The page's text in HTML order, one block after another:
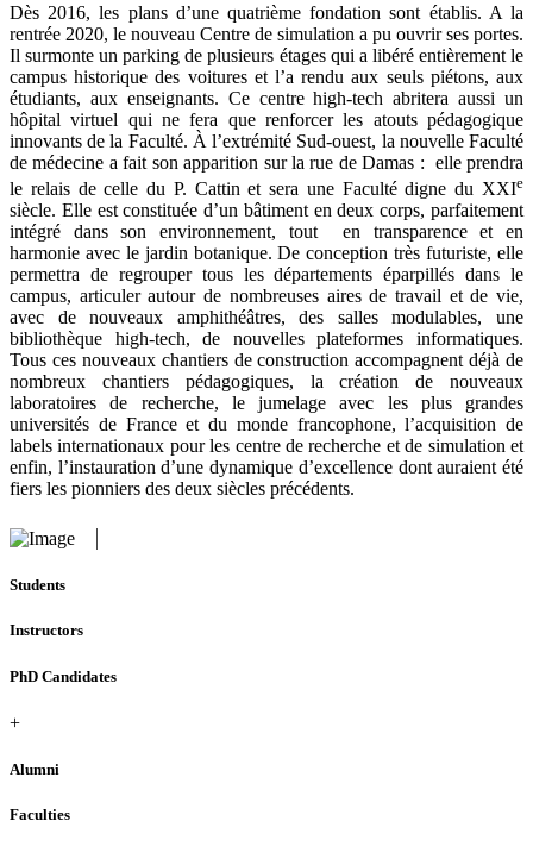
Dès 2016, les plans d’une quatrième fondation sont établis. A la
rentrée 2020, le nouveau Centre de simulation a pu ouvrir ses portes.
Il surmonte un parking de plusieurs étages qui a libéré entièrement le
campus historique des voitures et l’a rendu aux seuls piétons, aux
étudiants, aux enseignants. Ce centre high-tech abritera aussi un
hôpital virtuel qui ne fera que renforcer les atouts pédagogique
innovants de la Faculté. À l’extrémité Sud-ouest, la nouvelle Faculté
de médecine a fait son apparition sur la rue de Damas : elle prendra
le relais de celle du P. Cattin et sera une Faculté digne du XXIe
siècle. Elle est constituée d’un bâtiment en deux corps, parfaitement
intégré dans son environnement, tout en transparence et en
harmonie avec le jardin botanique. De conception très futuriste, elle
permettra de regrouper tous les départements éparpillés dans le
campus, articuler autour de nombreuses aires de travail et de vie,
avec de nouveaux amphithéâtres, des salles modulables, une
bibliothèque high-tech, de nouvelles plateformes informatiques.
Tous ces nouveaux chantiers de construction accompagnent déjà de
nombreux chantiers pédagogiques, la création de nouveaux
laboratoires de recherche, le jumelage avec les plus grandes
universités de France et du monde francophone, l’acquisition de
labels internationaux pour les centre de recherche et de simulation et
enfin, l’instauration d’une dynamique d’excellence dont auraient été
fiers les pionniers des deux siècles précédents.
Students
Instructors
PhD Candidates
+
Alumni
Faculties